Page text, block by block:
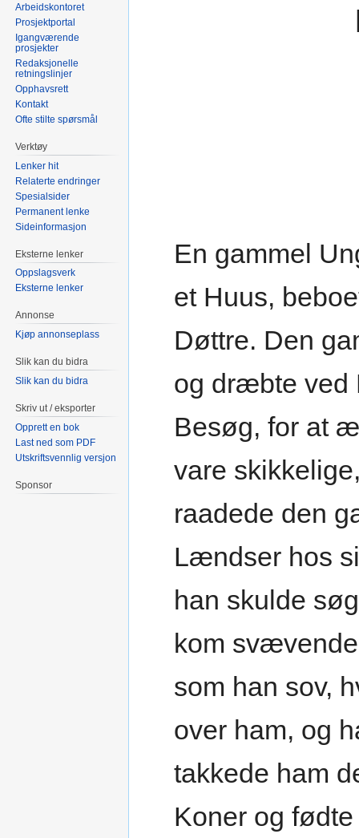
En gammel
et Huus,
Døttre. Den
og dræbte ved
Besøg, for at
vare
raadede den
Lændser hos
han skulde
kom
som han sov,
over ham, og
takkede ham
Koner og
Arbeidskontoret
Prosjektportal
Igangværende
prosjekter
Redaksjonelle
retningslinjer
Opphavsrett
Kontakt
Ofte stilte spørsmål
Verktøy
Lenker hit
Relaterte endringer
Spesialsider
Permanent lenke
Sideinformasjon
Eksterne lenker
Oppslagsverk
Eksterne lenker
Annonse
Kjøp annonseplass
Slik kan du bidra
Slik kan du bidra
Skriv ut / eksporter
Opprett en bok
Last ned som PDF
Utskriftsvennlig versjon
Sponsor